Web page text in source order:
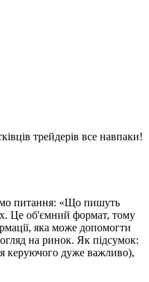
трейдерів все навпаки!
питання: «Що пишуть
Це об'ємний формат, тому
яка може допомогти
на ринок. Як підсумок:
керуючого дуже важливо),